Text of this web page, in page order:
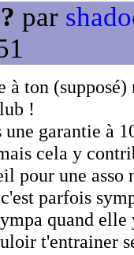
par
à ton
!
garantie à
cela y
pour une
parfois
quand elle
t'entrainer